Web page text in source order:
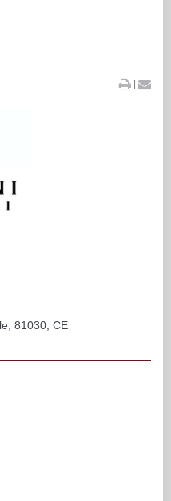
|
81030, CE